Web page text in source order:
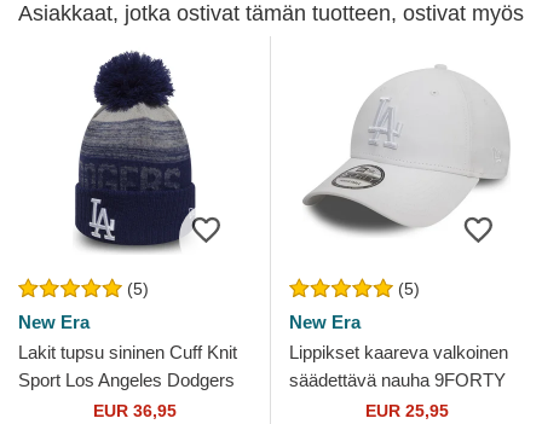
Asiakkaat, jotka ostivat tämän tuotteen, ostivat myös
(5)
New Era
Lakit tupsu sininen Cuff Knit
Sport Los Angeles Dodgers
MLB New EraEUR 36,95
(5)
New Era
Lippikset kaareva valkoinen
säädettävä nauha 9FORTY
League Essential Los
EUR 25,95